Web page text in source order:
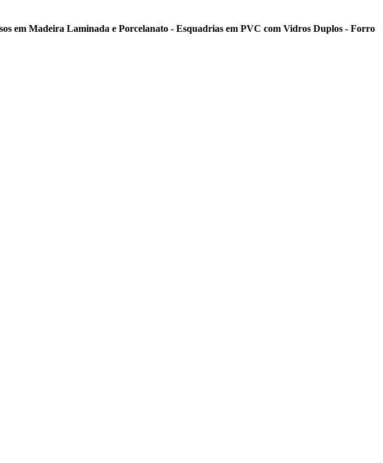
em Madeira Laminada e Porcelanato - Esquadrias em PVC com Vidros Duplos - Forro